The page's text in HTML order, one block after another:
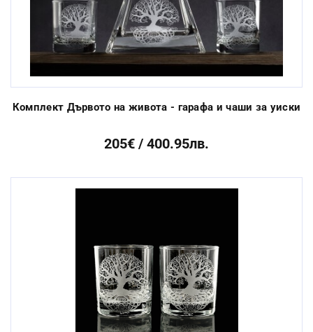
Комплект Дървото на живота - гарафа и чаши за уиски
205€ / 400.95лв.